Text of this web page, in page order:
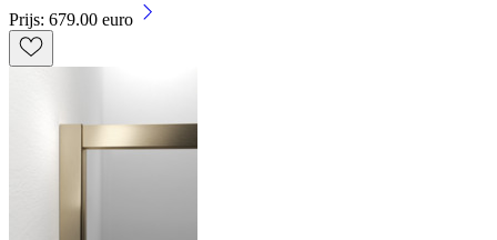
Prijs: 679.00 euro